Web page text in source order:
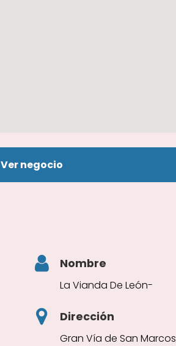
Ver negocio
Nombre
La Vianda De León-
Dirección
Gran Vía de San